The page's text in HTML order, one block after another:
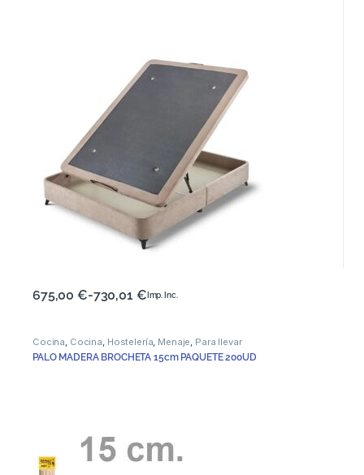
675,00€-730,01 € Imp. Inc.
Cocina, Cocina, Hostelería, Menaje, Para llevar
PALO MADERA BROCHETA 15cm PAQUETE 200UD